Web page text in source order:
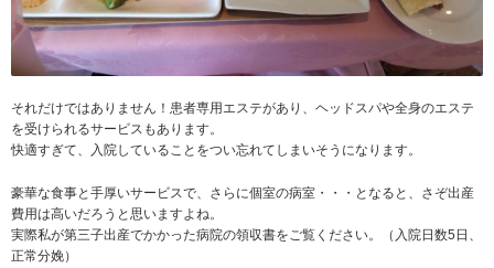
それだけではありません！患者専用エステがあり、ヘッドスパや全身のエステ
を受けられるサービスもあります。
快適すぎて、入院していることをつい忘れてしまいそうになります。
豪華な食事と手厚いサービスで、さらに個室の病室・・・となると、さぞ出産
費用は高いだろうと思いますよね。
実際私が第三子出産でかかった病院の領収書をご覧ください。（入院日数5日、
正常分娩）